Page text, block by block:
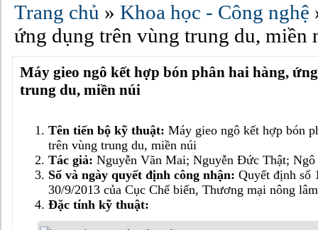
Trang chủ » Khoa học - Công nghệ
ứng dụng trên vùng trung du, miền
Máy gieo ngô kết hợp bón phân hai hàng,
trung du, miền núi
Tên tiến bộ kỹ thuật: Máy gieo ngô kết hợp bón
trên vùng trung du, miền núi
Tác giả: Nguyễn Văn Mai; Nguyễn Đức Thật;
Số và ngày quyết định công nhận: Quyết định số
30/9/2013 của Cục Chế biến, Thương mại nông
Đặc tính kỹ thuật: